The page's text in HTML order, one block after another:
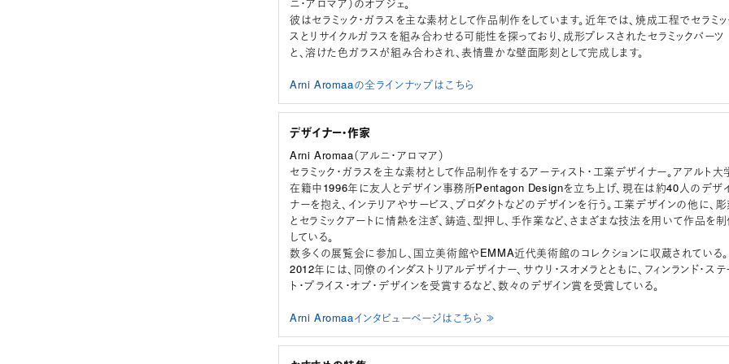
彼はセラミック・ガラスを主な素材として作品制作をしています。近年では、焼成工程でセラミッ
スとリサイクルガラスを組み合わせる可能性を探っており、成形プレスされたセラミックパーツ
と、溶けた色ガラスが組み合わされ、表情豊かな壁面彫刻として完成します。
Arni Aromaaの全ラインナップはこちら
デザイナー・作家
Arni Aromaa（アルニ・アロマア）
セラミック・ガラスを主な素材として作品制作をするアーティスト・工業デザイナー。アアルト大
在籍中1996年に友人とデザイン事務所Pentagon Designを立ち上げ、現在は約40人のデザ
ナーを抱え、インテリアやサービス、プロダクトなどのデザインを行う。工業デザインの他に、彫
とセラミックアートに情熱を注ぎ、鋳造、型押し、手作業など、さまざまな技法を用いて作品を
している。
数多くの展覧会に参加し、国立美術館やEMMA近代美術館のコレクションに収蔵されている。
2012年には、同僚のインダストリアルデザイナー、サウリ・スオメラとともに、フィンランド・ステ
ト・プライス・オブ・デザインを受賞するなど、数々のデザイン賞を受賞している。
Arni Aromaaインタビューページはこちら ≫